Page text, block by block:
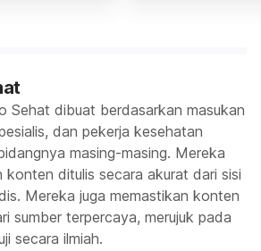
Sehat dibuat berdasarkan masukan
dan pekerja kesehatan
masing-masing. Mereka
konten ditulis secara akurat dari sisi
Mereka juga memastikan konten
sumber terpercaya, merujuk pada
secara ilmiah.